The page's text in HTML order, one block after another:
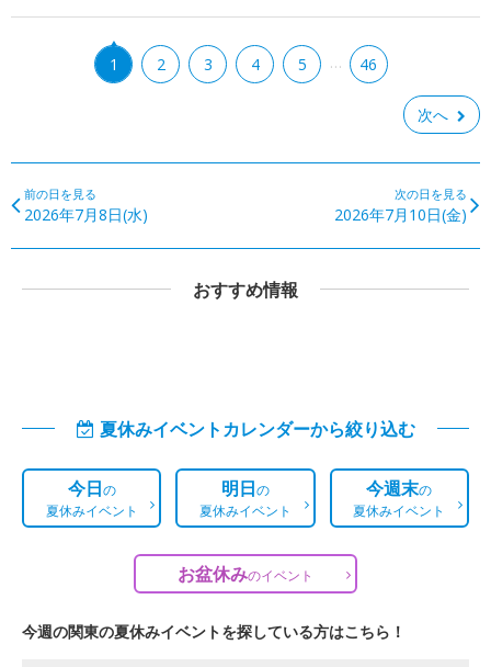
1 2 3 4 5 … 46
次へ
前の日を見る
2026年7月8日(水)
次の日を見る
2026年7月10日(金)
おすすめ情報
夏休みイベントカレンダーから絞り込む
今日の
夏休みイベント
明日の
夏休みイベント
今週末の
夏休みイベント
お盆休みのイベント
今週の関東の夏休みイベントを探している方はこちら！